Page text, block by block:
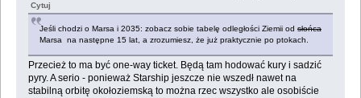
Cytuj
Jeśli chodzi o Marsa i 2035: zobacz sobie tabelę odległości Ziemii od słońca
Marsa na następne 15 lat, a zrozumiesz, że już praktycznie po ptokach.
Przecież to ma być one-way ticket. Będą tam hodować kury i sadzić
pyry. A serio - ponieważ Starship jeszcze nie wszedł nawet na
stabilną orbitę okołoziemską to można rzec wszystko ale osobiście